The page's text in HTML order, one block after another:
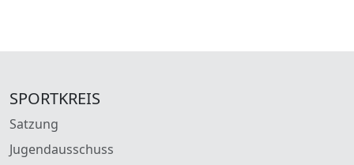
SPORTKREIS
Satzung
Jugendausschuss